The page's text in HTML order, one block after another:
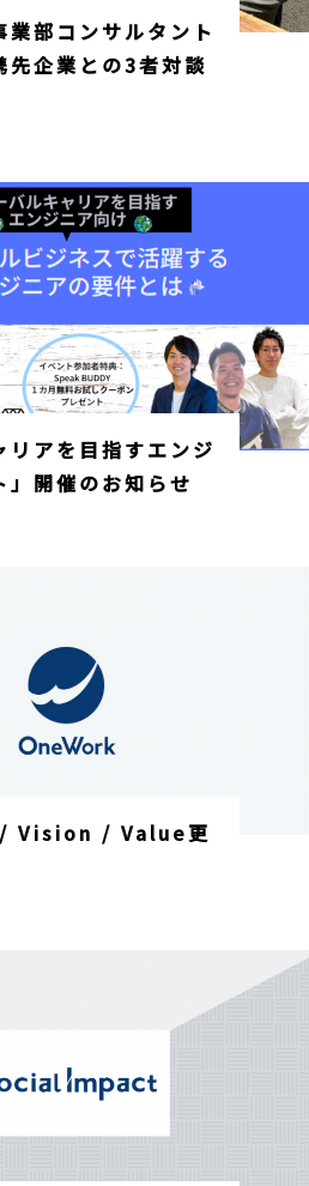
部コンサルタント
先企業との3者対談
リアを目指すエンジ
」開催のお知らせ
Vision / Value更